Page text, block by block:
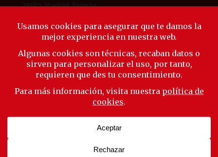
28015, Madrid, España
laliga@ligaeducacion.org
© Liga Educación 2025 |Aviso Legal|Política de
Privacidad|Política de Cookies
Síguenos